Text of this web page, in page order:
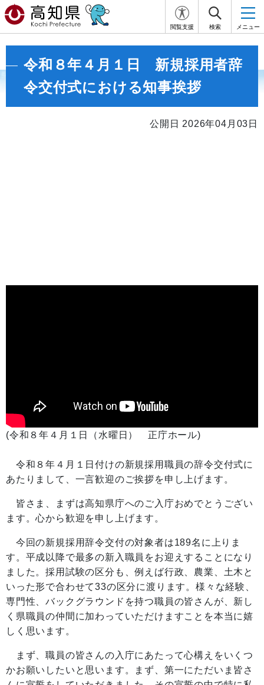
閲覧支援 検索 メニュー
令和８年４月１日 新規採用者辞
令交付式における知事挨拶
公開日 2026年04月03日
(令和８年４月１日（水曜日） 正庁ホール)
令和８年４月１日付けの新規採用職員の辞令交付式に
あたりまして、一言歓迎のご挨拶を申し上げます。
皆さま、まずは高知県庁へのご入庁おめでとうござい
ます。心から歓迎を申し上げます。
今回の新規採用辞令交付の対象者は189名に上りま
す。平成以降で最多の新入職員をお迎えすることになり
ました。採用試験の区分も、例えば行政、農業、土木と
いった形で合わせて33の区分に渡ります。様々な経験、
専門性、バックグラウンドを持つ職員の皆さんが、新し
く県職員の仲間に加わっていただけますことを本当に嬉
しく思います。
まず、職員の皆さんの入庁にあたって心構えをいくつ
かお願いしたいと思います。まず、第一にただいま皆さ